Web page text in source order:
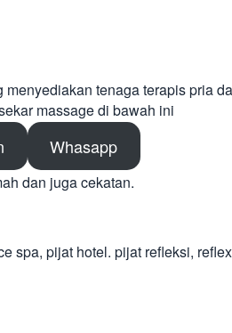
menyediakan tenaga terapis pria
massage di bawah ini
Whasapp
dan juga cekatan.
spa, pijat hotel. pijat refleksi,